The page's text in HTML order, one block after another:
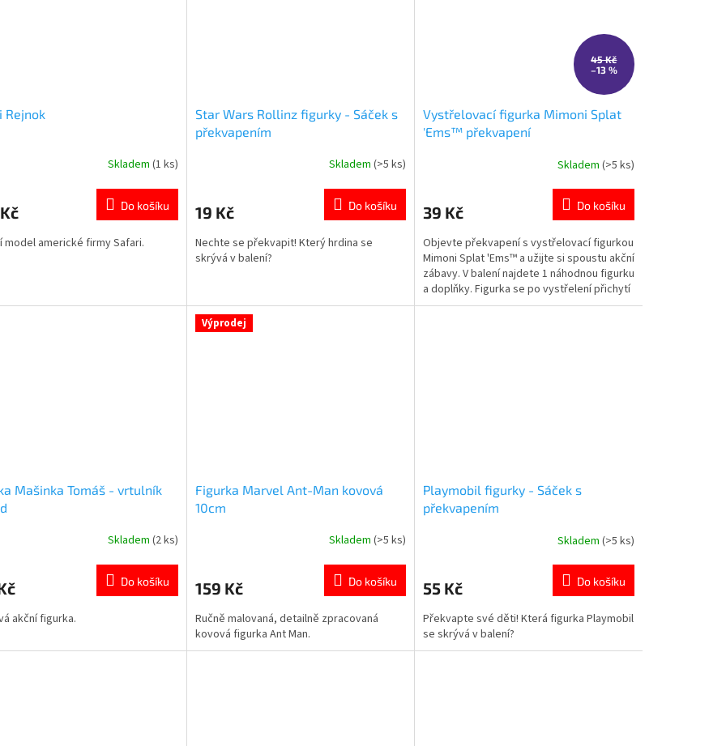
Rejnok
Skladem (1 ks)
Do košíku
model americké firmy Safari.
Star Wars Rollinz figurky - Sáček s
překvapením
je
z
5
Skladem (>5 ks)
19 Kč Do košíku
Nechte se překvapit! Který hrdina se
skrývá v balení?
45 Kč
–13 %
Vystřelovací figurka Mimoni Splat
'Ems™ překvapení
je
z
5
hvězdiček.
Skladem (>5 ks)
39 Kč Do košíku
Objevte překvapení s vystřelovací figurkou
Mimoni Splat 'Ems™ a užijte si spoustu akční
zábavy. V balení najdete 1 náhodnou figurku
a doplňky. Figurka se po vystřelení přichytí
na hladký povrch. Oficiální produkt Mattel.
Mašinka Tomáš - vrtulník
Skladem (2 ks)
Do košíku
akční figurka.
Výprodej
Figurka Marvel Ant-Man kovová
10cm
je
z
5
hvězdiček.
Skladem (>5 ks)
159 Kč Do košíku
Ručně malovaná, detailně zpracovaná
kovová figurka Ant Man.
Playmobil figurky - Sáček s
překvapením
je
z
5
hvězdiček.
Skladem (>5 ks)
55 Kč Do košíku
Překvapte své děti! Která figurka Playmobil
se skrývá v balení?